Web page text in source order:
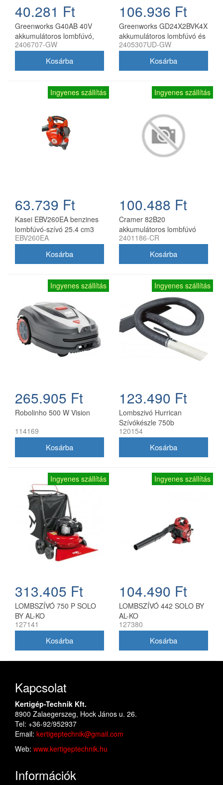
40.281 Ft
Greenworks G40AB 40V
akkumulátoros lombfúvó,
akkumulátor és töltő nélkül
2406707-GW
106.936 Ft
Greenworks GD24X2BVK4X
akkumulátoros lombfúvó és
lombszívó 48 V 2x24 V 2
2405307UD-GW
Ingyenes szállítás
63.739 Ft
Kasei EBV260EA benzines
lombfúvó-szívó 25.4 cm3
0.8 kW gyűjtőzsákkal
EBV260EA
Ingyenes szállítás
100.488 Ft
Cramer 82B20
akkumulátoros lombfúvó
82V, akku és töltő nélkül
2401186-CR
Ingyenes szállítás
265.905 Ft
Robolinho 500 W Vision
114169
Ingyenes szállítás
123.490 Ft
Lombszivó Hurrican
Szívókészle 750b
120154
Ingyenes szállítás
313.405 Ft
LOMBSZÍVÓ 750 P SOLO
BY AL-KO
127141
Ingyenes szállítás
104.490 Ft
LOMBSZÍVÓ 442 SOLO BY
AL-KO
127380
Kapcsolat
Kertigép-Technik Kft.
8900 Zalaegerszeg, Hock János u. 26.
Tel: +36-92/952937
Email: kertigeptechnik@gmail.com
Web: www.kertigeptechnik.hu
Információk